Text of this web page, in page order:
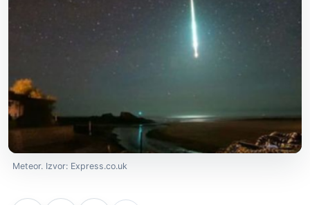
Meteor. Izvor: Express.co.uk